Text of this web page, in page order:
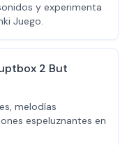
y experimenta
Juego.
2 But
melodías
espeluznantes en